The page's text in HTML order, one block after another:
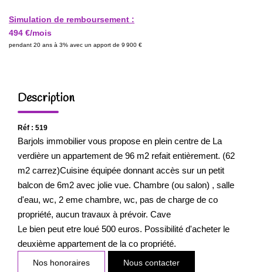
Simulation de remboursement :
494 €/mois
pendant 20 ans à 3% avec un apport de 9 900 €
Description
Réf : 519
Barjols immobilier vous propose en plein centre de La
verdière un appartement de 96 m2 refait entièrement. (62
m2 carrez)Cuisine équipée donnant accès sur un petit
balcon de 6m2 avec jolie vue. Chambre (ou salon) , salle
d'eau, wc, 2 eme chambre, wc, pas de charge de co
propriété, aucun travaux à prévoir. Cave
Le bien peut etre loué 500 euros. Possibilité d'acheter le
deuxième appartement de la co propriété.
Nos honoraires Nous contacter